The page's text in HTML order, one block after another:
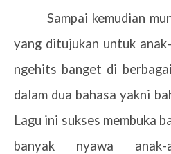
Sampai kemudian
yang ditujukan untuk
ngehits banget di
dalam dua bahasa yakni
Lagu ini sukses membuka
banyak nyawa